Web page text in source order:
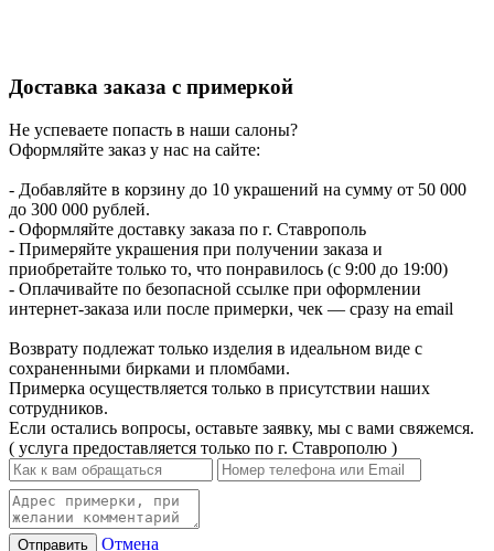
Доставка заказа с примеркой
Не успеваете попасть в наши салоны?
Оформляйте заказ у нас на сайте:
- Добавляйте в корзину до 10 украшений на сумму от 50 000
до 300 000 рублей.
- Оформляйте доставку заказа по г. Ставрополь
- Примеряйте украшения при получении заказа и
приобретайте только то, что понравилось (с 9:00 до 19:00)
- Оплачивайте по безопасной ссылке при оформлении
интернет-заказа или после примерки, чек — сразу на email
Возврату подлежат только изделия в идеальном виде с
сохраненными бирками и пломбами.
Примерка осуществляется только в присутствии наших
сотрудников.
Если остались вопросы, оставьте заявку, мы с вами свяжемся.
( услуга предоставляется только по г. Ставрополю )
Отправить Отмена